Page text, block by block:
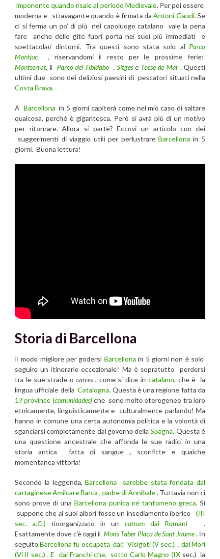
imponente quando risale al periodo Medievale. Per poi essere
moderna e stravagante quando è firmata daAntoni Gaudí. Se
ci si ferma un po’ di più nel capoluogo catalano vale la pena
fare anche delle gite fuori porta nei suoi più immediati e
spettacolari dintorni. Tra questi sono stata solo al Parco
Montjuc , riservandomi il resto per le prossime ferie:
Montserrat, il Parco del Tibidabo , Sitgese Tosse de Mar. Questi
ultimi due sono dei deliziosi paesini di pescatori situati nella
Costa Brava.
A Barcellona in 5 giorni capiterà come nel mio caso di saltare
qualcosa, perché è gigantesca. Però si avrà più di un motivo
per ritornare. Allora si parte? Eccovi un articolo con dei
suggerimenti di viaggio utili per perlustrareBarcellona in 5
giorni. Buona lettura!
Storia di Barcellona
Il modo migliore per godersi Barcellona in 5 giorni non è solo
seguire un itinerario eccezionale! Ma è sopratutto perdersi
tra le sue strade o carres , come si dice in catalano, che è la
lingua ufficiale dellaCatalogna. Questa è una regione fatta da
17 province (comunidades)che sono molto eterogenee tra loro
etnicamente, linguisticamente e culturalmente parlando! Ma
hanno in comune una certa autonomia politica e la volontà di
sganciarsi completamente dal governo dellaSpagna. Questa è
una questione ancestrale che affonda le sue radici in una
storia antica fatta di sangue , sconfitte e qualche
momentanea vittoria!
Secondo la leggenda,Barcellona
sarebbe stata fondata dal
cartaginese Amilcare Barca , padre di Annibale. Tuttavia non ci
sono prove di unaBarcellona punica né tantomeno greca. Si
suppone che ai suoi albori fosse un insediamento iberico
(III
sec. a.C.) rioorganizzato in un catrumdai Romani
.
Esattamente dove c’è oggi il Mons Taber Plaça de Sant Jaume. In
seguitoBarcellona fu occupata dai: Visigoti (V sec.) , dai Mori
(VIII sec.) . E dai Franchi che, sotto Carlo Magno (IXsec.) la